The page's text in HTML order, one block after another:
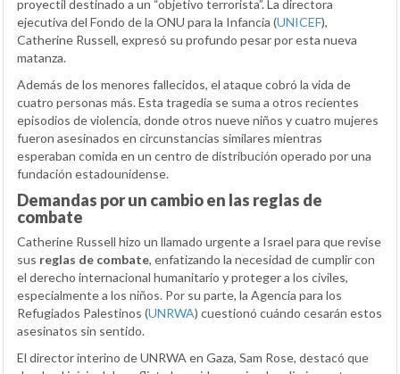
proyectil destinado a un “objetivo terrorista”. La directora
ejecutiva del Fondo de la ONU para la Infancia (UNICEF),
Catherine Russell, expresó su profundo pesar por esta nueva
matanza.
Además de los menores fallecidos, el ataque cobró la vida de
cuatro personas más. Esta tragedia se suma a otros recientes
episodios de violencia, donde otros nueve niños y cuatro mujeres
fueron asesinados en circunstancias similares mientras
esperaban comida en un centro de distribución operado por una
fundación estadounidense.
Demandas por un cambio en las reglas de
combate
Catherine Russell hizo un llamado urgente a Israel para que revise
sus reglas de combate, enfatizando la necesidad de cumplir con
el derecho internacional humanitario y proteger a los civiles,
especialmente a los niños. Por su parte, la Agencia para los
Refugiados Palestinos (UNRWA) cuestionó cuándo cesarán estos
asesinatos sin sentido.
El director interino de UNRWA en Gaza, Sam Rose, destacó que